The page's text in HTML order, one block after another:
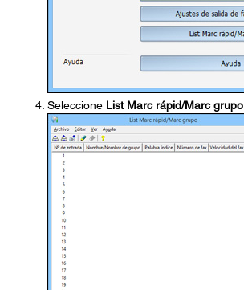
Seleccione List Marc rápid/Marc grupo